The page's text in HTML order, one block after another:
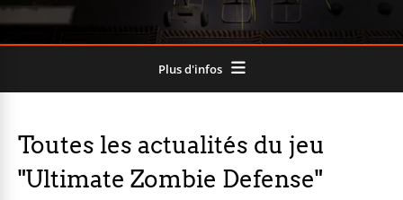
Plus d'infos
Toutes les actualités du jeu
"Ultimate Zombie Defense"